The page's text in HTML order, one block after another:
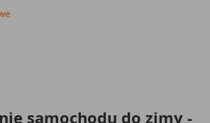
samochodu do zimy -